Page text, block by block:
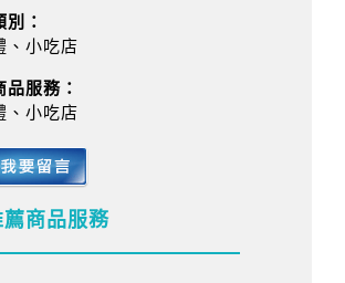
別：
、小吃店
品服務：
、小吃店
薦商品服務